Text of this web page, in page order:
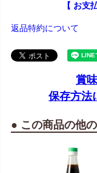
【 お支
返品特約について
賞
保存方法
● この商品の他